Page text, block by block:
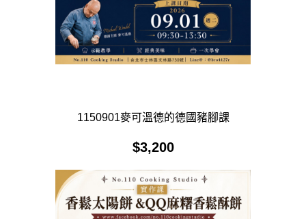
1150901麥可溫德的德國豬腳課
$3,200